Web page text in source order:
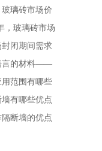
视觉焦点
璃砖市场价
美元
，玻璃砖市场
亿美元
闭期间需求
年复合增长
言的材料——
范围有哪些
怎么制造的
有哪些优点
有哪些应用
断墙的优点